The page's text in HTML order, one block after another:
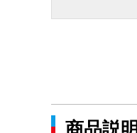
商品説明